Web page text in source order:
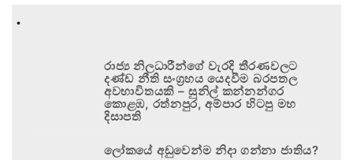
.
රාජ්‍ය නිලධාරීන්ගේ වැරදි තීරණවලට
දණ්ඩ නීති සංග්‍රහය යෙදවීම බරපතල
අවභාවිතයකි – සුනිල් කන්නන්ගර
කොළඹ, රත්නපුර, අම්පාර හිටපු මහ
දිසාපති
ලෝකයේ අඩුවෙන්ම නිදා ගන්නා ජාතිය?